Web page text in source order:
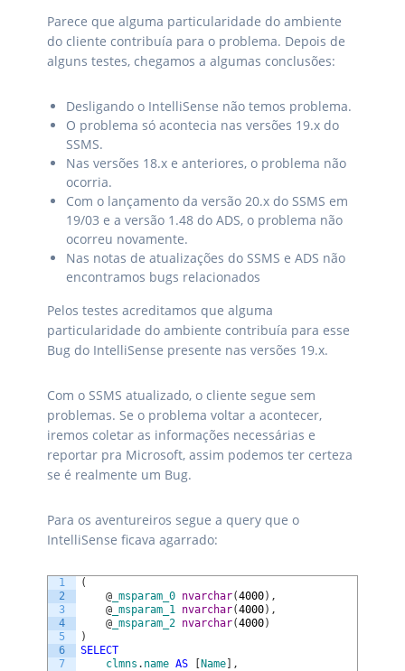
Parece que alguma particularidade do ambiente
do cliente contribuía para o problema. Depois de
alguns testes, chegamos a algumas conclusões:
Desligando o IntelliSense não temos problema.
O problema só acontecia nas versões 19.x do
SSMS.
Nas versões 18.x e anteriores, o problema não
ocorria.
Com o lançamento da versão 20.x do SSMS em
19/03 e a versão 1.48 do ADS, o problema não
ocorreu novamente.
Nas notas de atualizações do SSMS e ADS não
encontramos bugs relacionados
Pelos testes acreditamos que alguma
particularidade do ambiente contribuía para esse
Bug do IntelliSense presente nas versões 19.x.
Com o SSMS atualizado, o cliente segue sem
problemas. Se o problema voltar a acontecer,
iremos coletar as informações necessárias e
reportar pra Microsoft, assim podemos ter certeza
se é realmente um Bug.
Para os aventureiros segue a query que o
IntelliSense ficava agarrado:
1
2
3
4
5
6
7
(
@_msparam_0 nvarchar(4000) ,
@_msparam_1 nvarchar(4000) ,
@_msparam_2 nvarchar(4000)
)
SELECT
clmns . name AS Name] ,